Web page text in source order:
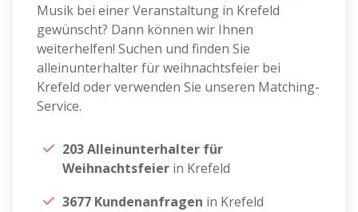
Musik bei einer Veranstaltung in Krefeld
gewünscht? Dann können wir Ihnen
weiterhelfen! Suchen und finden Sie
alleinunterhalter für weihnachtsfeier bei
Krefeld oder verwenden Sie unseren Matching-
Service.
203 Alleinunterhalter für
Weihnachtsfeier in Krefeld
3677 Kundenanfragen in Krefeld